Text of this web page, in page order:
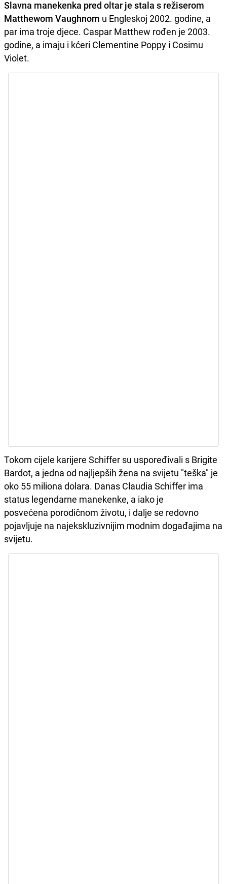
Slavna manekenka pred oltar je stala s režiserom
Matthewom Vaughnom u Engleskoj 2002. godine, a
par ima troje djece. Caspar Matthew rođen je 2003.
godine, a imaju i kćeri Clementine Poppy i Cosimu
Violet.
Tokom cijele karijere Schiffer su uspoređivali s Brigite
Bardot, a jedna od najljepših žena na svijetu "teška" je
oko 55 miliona dolara. Danas Claudia Schiffer ima
status legendarne manekenke, a iako je
posvećena porodičnom životu, i dalje se redovno
pojavljuje na najekskluzivnijim modnim događajima na
svijetu.